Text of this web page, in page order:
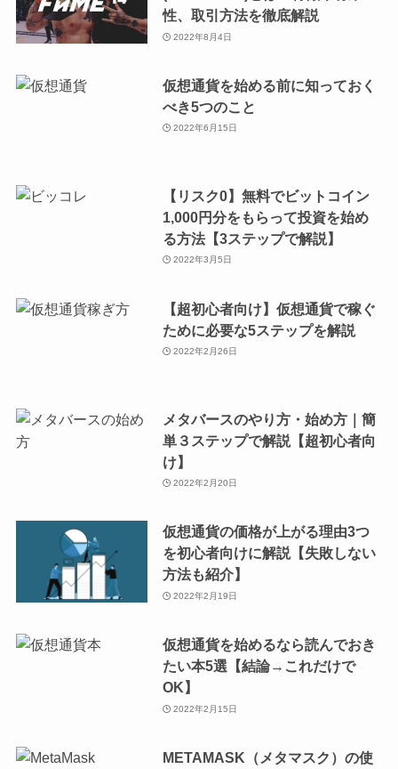
性、取引方法を徹底解説
2022年8月4日
仮想通貨を始める前に知っておく
べき5つのこと
2022年6月15日
【リスク0】無料でビットコイン
1,000円分をもらって投資を始め
る方法【3ステップで解説】
2022年3月5日
【超初心者向け】仮想通貨で稼ぐ
ために必要な5ステップを解説
2022年2月26日
メタバースのやり方・始め方｜簡
単３ステップで解説【超初心者向
け】
2022年2月20日
仮想通貨の価格が上がる理由3つ
を初心者向けに解説【失敗しない
方法も紹介】
2022年2月19日
仮想通貨を始めるなら読んでおき
たい本5選【結論→これだけで
OK】
2022年2月15日
METAMASK（メタマスク）の使